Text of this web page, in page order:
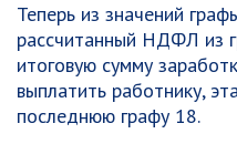
Теперь из значений
рассчитанный НДФЛ из
итоговую сумму
выплатить работнику,
последнюю графу 18.